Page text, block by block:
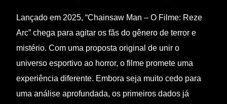
Lançado em 2025, “Chainsaw Man – O Filme: Reze
Arc” chega para agitar os fãs do gênero de terror e
mistério. Com uma proposta original de unir o
universo esportivo ao horror, o filme promete uma
experiência diferente. Embora seja muito cedo para
uma análise aprofundada, os primeiros dados já